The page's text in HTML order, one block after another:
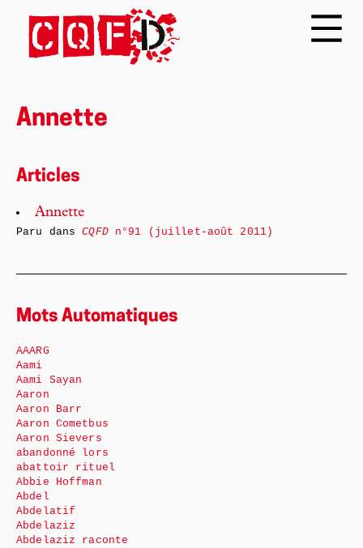
Annette
Articles
Annette
Paru dansCQFDn°91 (juillet-août 2011)
Mots Automatiques
AAARG
Aami
Aami Sayan
Aaron
Aaron Barr
Aaron Cometbus
Aaron Sievers
abandonné lors
abattoir rituel
Abbie Hoffman
Abdel
Abdelatif
Abdelaziz
Abdelaziz raconte